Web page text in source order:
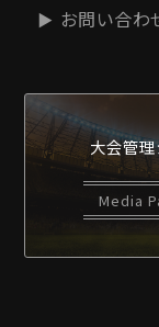
お問い合わ
大会管
Media